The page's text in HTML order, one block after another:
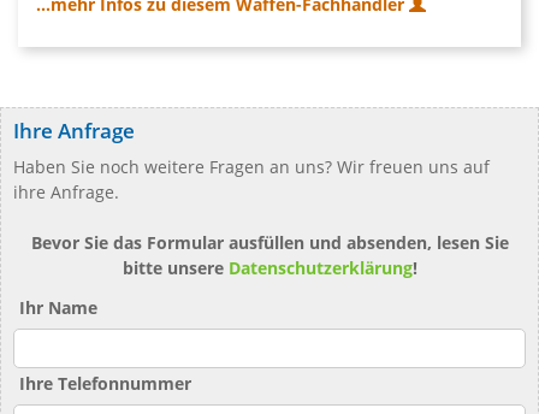
Ihre Anfrage
Haben Sie noch weitere Fragen an uns? Wir freuen uns auf
ihre Anfrage.
Bevor Sie das Formular ausfüllen und absenden, lesen Sie
bitte unsere Datenschutzerklärung!
Ihr Name
Ihre Telefonnummer